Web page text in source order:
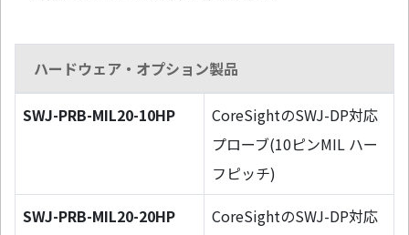
ハードウェア・オプション製品
SWJ-PRB-MIL20-10HP
CoreSightのSWJ-DP対応
プローブ(10ピンMIL ハー
フピッチ)
SWJ-PRB-MIL20-20HP
CoreSightのSWJ-DP対応